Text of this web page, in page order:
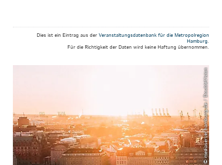
Dies ist ein Eintrag aus der Veranstaltungsdatenbank für die Metropolregion
Hamburg.
Für die Richtigkeit der Daten wird keine Haftung übernommen.
© mediaserver.hamburg.de / DoubleVision